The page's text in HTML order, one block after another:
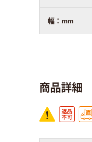
幅：mm
商品詳細